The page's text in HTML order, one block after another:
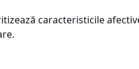
caracteristicile